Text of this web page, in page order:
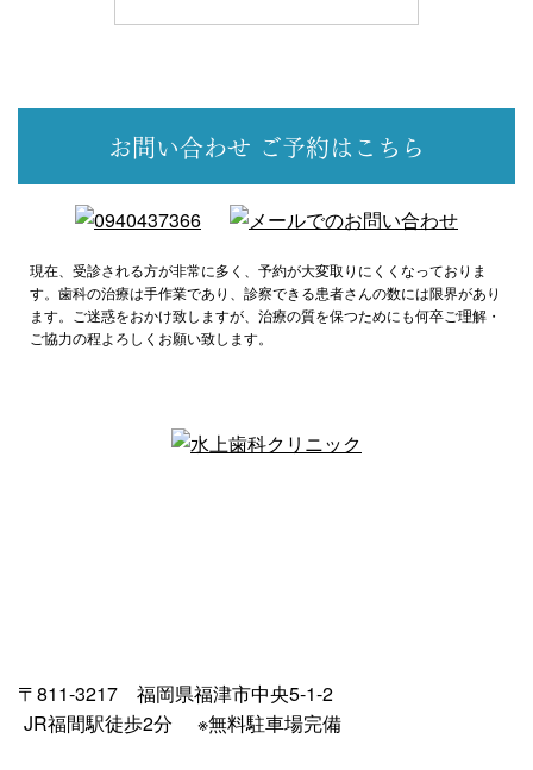
お問い合わせ ご予約はこちら
現在、受診される方が非常に多く、予約が大変取りにくくなっておりま
す。歯科の治療は手作業であり、診察できる患者さんの数には限界があり
ます。ご迷惑をおかけ致しますが、治療の質を保つためにも何卒ご理解・
ご協力の程よろしくお願い致します。
〒811-3217 福岡県福津市中央5-1-2
JR福間駅徒歩2分
※無料駐車場完備